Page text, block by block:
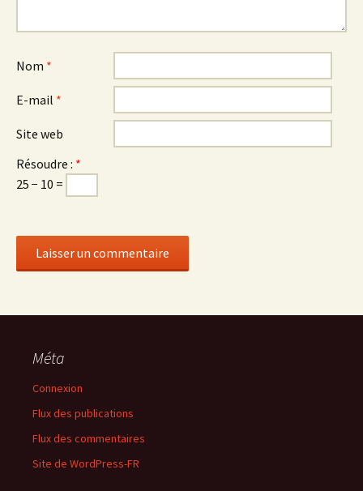
Nom *
E-mail *
Site web
Résoudre : *
25 − 10 =
Méta
Connexion
Flux des publications
Flux des commentaires
Site de WordPress-FR